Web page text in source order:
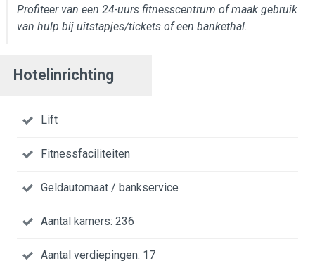
Profiteer van een 24-uurs fitnesscentrum of maak gebruik
van hulp bij uitstapjes/tickets of een bankethal.
Hotelinrichting
Lift
Fitnessfaciliteiten
Geldautomaat / bankservice
Aantal kamers: 236
Aantal verdiepingen: 17